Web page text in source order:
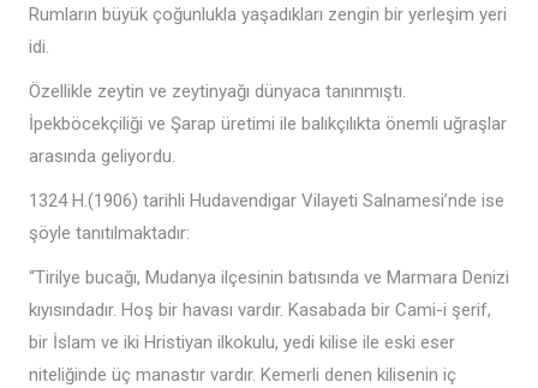
Rumların büyük çoğunlukla yaşadıkları zengin bir yerleşim yeri
idi.
Özellikle zeytin ve zeytinyağı dünyaca tanınmıştı.
İpekböcekçiliği ve Şarap üretimi ile balıkçılıkta önemli uğraşlar
arasında geliyordu.
1324 H.(1906) tarihli Hudavendigar Vilayeti Salnamesi’nde ise
şöyle tanıtılmaktadır:
“Tirilye bucağı, Mudanya ilçesinin batısında ve Marmara Denizi
kıyısındadır. Hoş bir havası vardır. Kasabada bir Cami-i şerif,
bir İslam ve iki Hristiyan ilkokulu, yedi kilise ile eski eser
niteliğinde üç manastır vardır. Kemerli denen kilisenin iç